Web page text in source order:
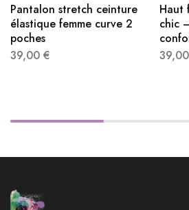
Pantalon stretch ceinture
élastique femme​ curve 2
poches
39,00 €
Haut
chic
39,00